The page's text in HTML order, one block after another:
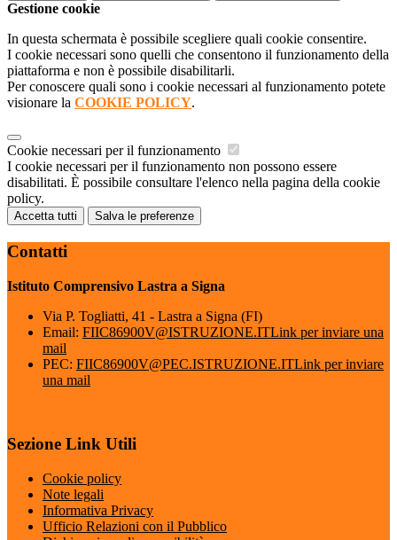
Gestione cookie
In questa schermata è possibile scegliere quali cookie consentire.
I cookie necessari sono quelli che consentono il funzionamento della
piattaforma e non è possibile disabilitarli.
Per conoscere quali sono i cookie necessari al funzionamento potete
visionare la COOKIE POLICY.
Cookie necessari per il funzionamento
I cookie necessari per il funzionamento non possono essere
disabilitati. È possibile consultare l'elenco nella pagina della cookie
policy.
Accetta tutti Salva le preferenze
Contatti
Istituto Comprensivo Lastra a Signa
Via P. Togliatti, 41 - Lastra a Signa (FI)
Email: FIIC86900V@ISTRUZIONE.ITLink per inviare una
mail
PEC: FIIC86900V@PEC.ISTRUZIONE.ITLink per inviare
una mail
Sezione Link Utili
Cookie policy
Note legali
Informativa Privacy
Ufficio Relazioni con il Pubblico